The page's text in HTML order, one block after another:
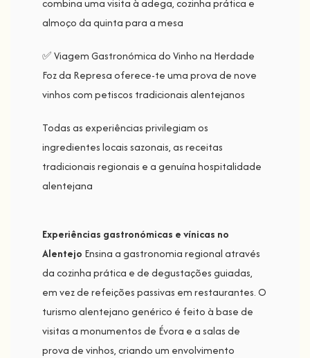
combina uma visita à adega, cozinha prática e
almoço da quinta para a mesa
✅ Viagem Gastronómica do Vinho na Herdade
Foz da Represa oferece-te uma prova de nove
vinhos com petiscos tradicionais alentejanos
Todas as experiências privilegiam os
ingredientes locais sazonais, as receitas
tradicionais regionais e a genuína hospitalidade
alentejana
Experiências gastronómicas e vínicas no
Alentejo Ensina a gastronomia regional através
da cozinha prática e de degustações guiadas,
em vez de refeições passivas em restaurantes. O
turismo alentejano genérico é feito à base de
visitas a monumentos de Évora e a salas de
prova de vinhos, criando um envolvimento